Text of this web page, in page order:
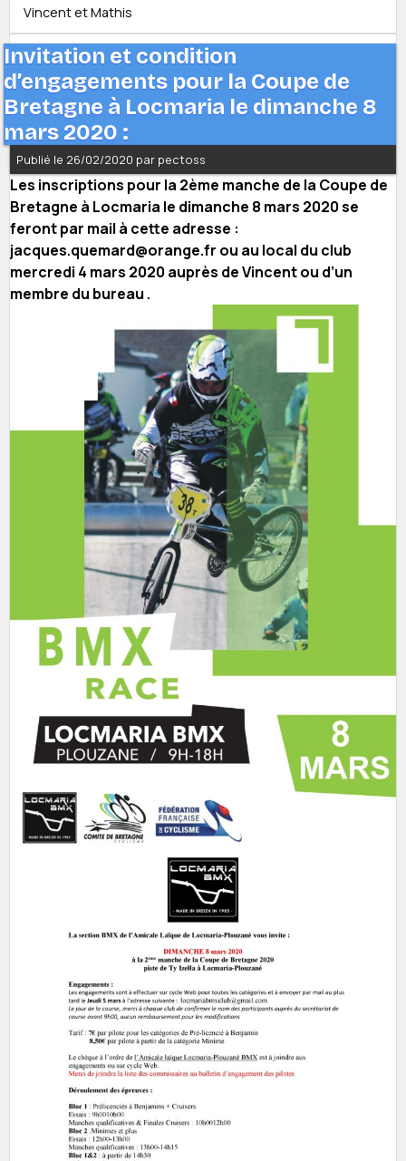
Vincent et Mathis
Invitation et condition
d’engagements pour la Coupe de
Bretagne à Locmaria le dimanche 8
mars 2020 :
Publié le 26/02/2020 par pectoss
Les inscriptions pour la 2ème manche de la Coupe de
Bretagne à Locmaria le dimanche 8 mars 2020 se
feront par mail à cette adresse :
jacques.quemard@orange.fr ou au local du club
mercredi 4 mars 2020 auprès de Vincent ou d’un
membre du bureau .